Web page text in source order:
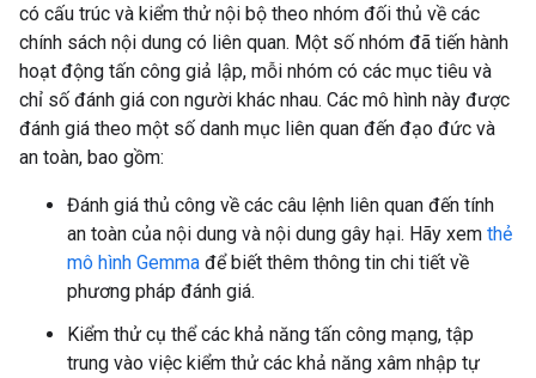
có cấu trúc và kiểm thử nội bộ theo nhóm đối thủ về các
chính sách nội dung có liên quan. Một số nhóm đã tiến hành
hoạt động tấn công giả lập, mỗi nhóm có các mục tiêu và
chỉ số đánh giá con người khác nhau. Các mô hình này được
đánh giá theo một số danh mục liên quan đến đạo đức và
an toàn, bao gồm:
Đánh giá thủ công về các câu lệnh liên quan đến tính
an toàn của nội dung và nội dung gây hại. Hãy xem thẻ
mô hình Gemma để biết thêm thông tin chi tiết về
phương pháp đánh giá.
Kiểm thử cụ thể các khả năng tấn công mạng, tập
trung vào việc kiểm thử các khả năng xâm nhập tự